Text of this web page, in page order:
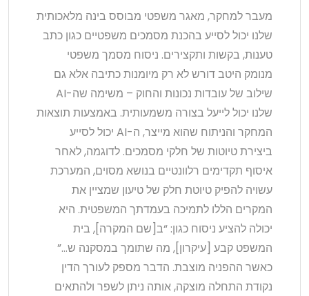
מעבר למחקר, מאגר משפטי מבוסס בינה מלאכותית
שלנו יכול לסייע בהכנת מסמכים משפטיים כגון כתב
טענות, בקשות ותקצירים. ניסוח מסמך משפטי
מנומק היטב דורש לא רק מיומנות כתיבה אלא גם
שילוב של עובדות נכונות והחוק – משימה שה-AI
שלנו יכול לייעל בצורה משמעותית. באמצעות תוצאות
המחקר והניתוח שהוא מייצר, ה-AI יכול לסייע
ביצירת טיוטות של חלקי מסמכים. לדוגמה, לאחר
איסוף תקדימים רלוונטיים בנושא מסוים, המערכת
עשויה להפיק טיוטת חלק של טיעון שמציין את
המקרים הללו לתמיכה בעמדתך המשפטית. היא
יכולה להציע ניסוח כגון: “ב[שם המקרה], בית
המשפט קבע [עיקרון], מה שתומך במסקנה ש…”
כאשר ההפניה מוצבת. הדבר מספק לעורך הדין
נקודת התחלה מוצקה, אותה ניתן לשפר ולהתאים